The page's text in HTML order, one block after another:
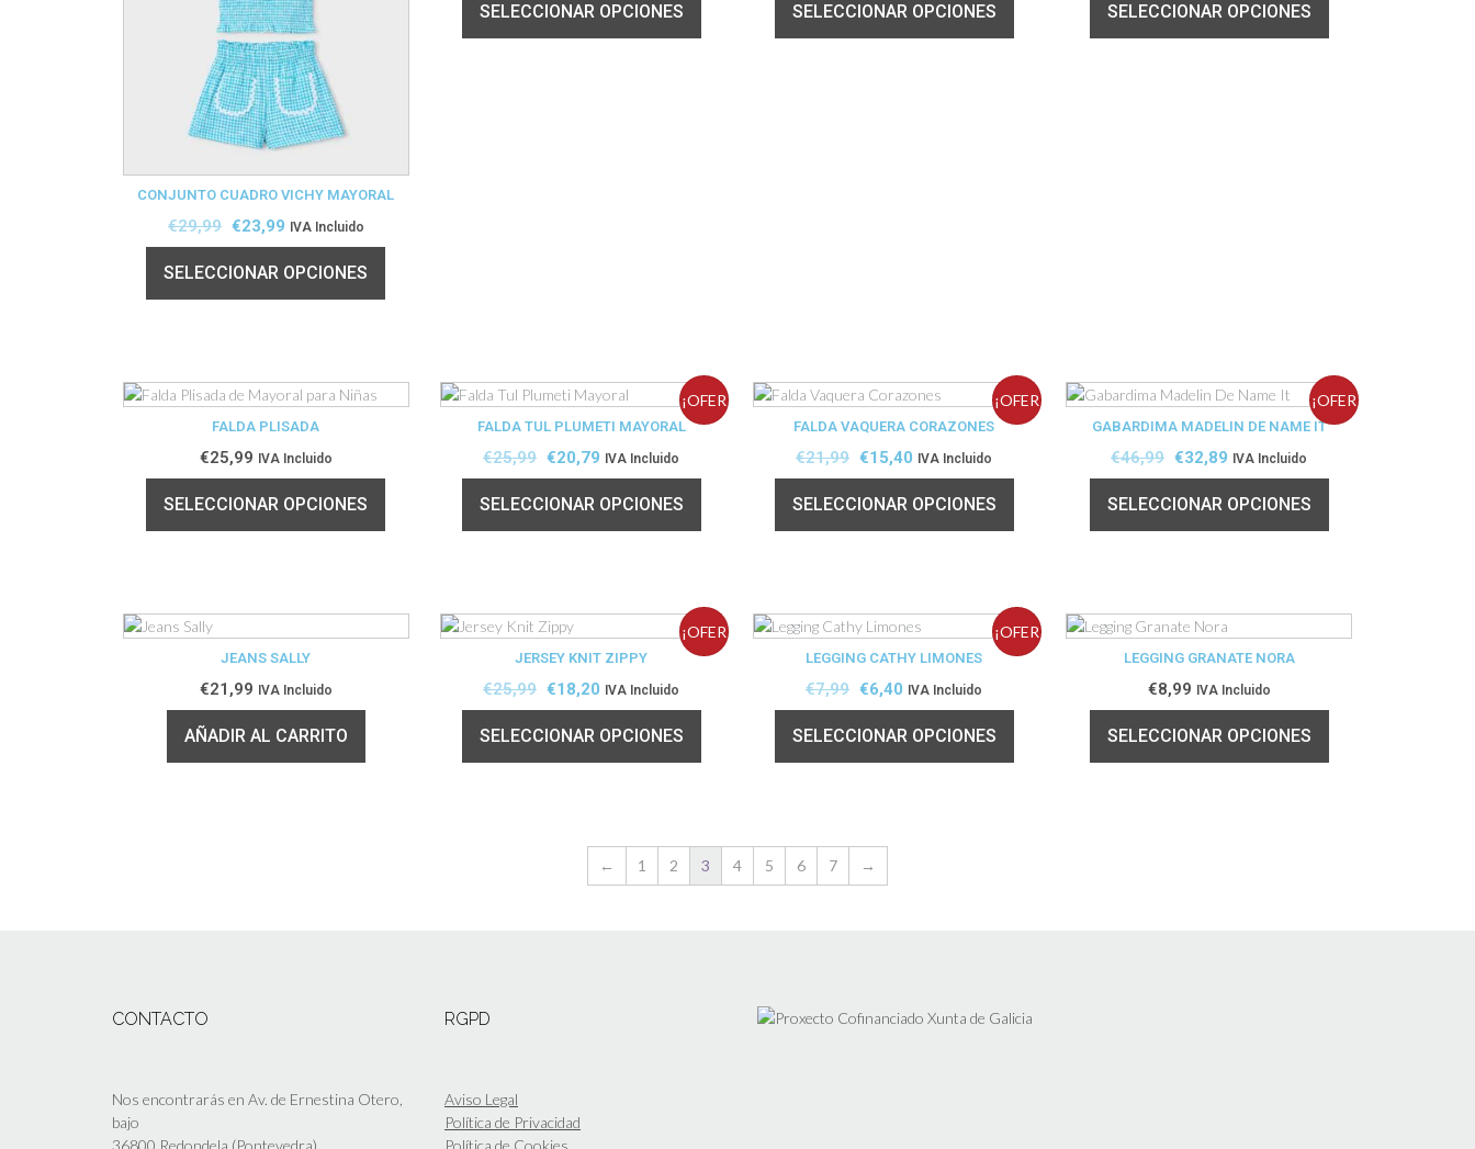
CONJUNTO CUADRO VICHY MAYORAL
€29,99 €23,99 IVA Incluido
SELECCIONAR OPCIONES
SELECCIONAR OPCIONES SELECCIONAR OPCIONES SELECCIONAR OPCIONES
FALDA PLISADA
€25,99 IVA Incluido
SELECCIONAR OPCIONES
¡OFER
FALDA TUL PLUMETI MAYORAL
€25,99 €20,79 IVA Incluido
SELECCIONAR OPCIONES
¡OFER
FALDA VAQUERA CORAZONES
€21,99 €15,40 IVA Incluido
SELECCIONAR OPCIONES
¡OFER
GABARDIMA MADELIN DE NAME IT
€46,99 €32,89 IVA Incluido
SELECCIONAR OPCIONES
JEANS SALLY
€21,99 IVA Incluido
AÑADIR AL CARRITO
¡OFER
JERSEY KNIT ZIPPY
€25,99 €18,20 IVA Incluido
SELECCIONAR OPCIONES
¡OFER
LEGGING CATHY LIMONES
€7,99 €6,40 IVA Incluido
SELECCIONAR OPCIONES
LEGGING GRANATE NORA
€8,99 IVA Incluido
SELECCIONAR OPCIONES
← 1 2 3 4 5 6 7 →
CONTACTO
Nos encontrarás en Av. de Ernestina Otero,
bajo
36800 Redondela (Pontevedra)
RGPD
Aviso Legal
Política de Privacidad
Política de Cookies